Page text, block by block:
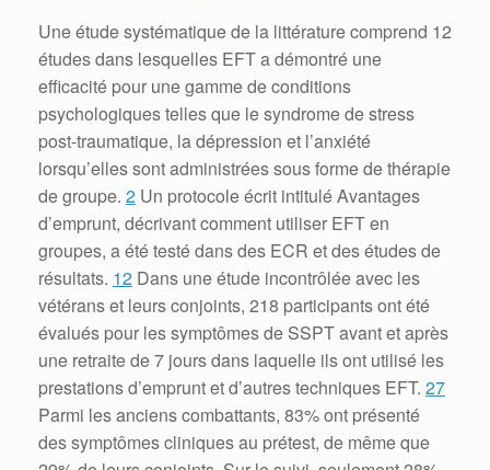
Une étude systématique de la littérature comprend 12
études dans lesquelles EFT a démontré une
efficacité pour une gamme de conditions
psychologiques telles que le syndrome de stress
post-traumatique, la dépression et l’anxiété
lorsqu’elles sont administrées sous forme de thérapie
de groupe. 2 Un protocole écrit intitulé Avantages
d’emprunt, décrivant comment utiliser EFT en
groupes, a été testé dans des ECR et des études de
résultats. 12 Dans une étude incontrôlée avec les
vétérans et leurs conjoints, 218 participants ont été
évalués pour les symptômes de SSPT avant et après
une retraite de 7 jours dans laquelle ils ont utilisé les
prestations d’emprunt et d’autres techniques EFT. 27
Parmi les anciens combattants, 83% ont présenté
des symptômes cliniques au prétest, de même que